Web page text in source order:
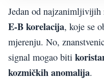
Jedan od
E-B korelacija, koje se
mjerenju. No,
signal mogao biti
kozmičkih anomalija.